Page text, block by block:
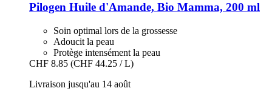
Pilogen Huile d'Amande, Bio Mamma, 200 ml
Soin optimal lors de la grossesse
Adoucit la peau
Protège intensément la peau
CHF 8.85 (CHF 44.25 / L)
Livraison jusqu'au 14 août